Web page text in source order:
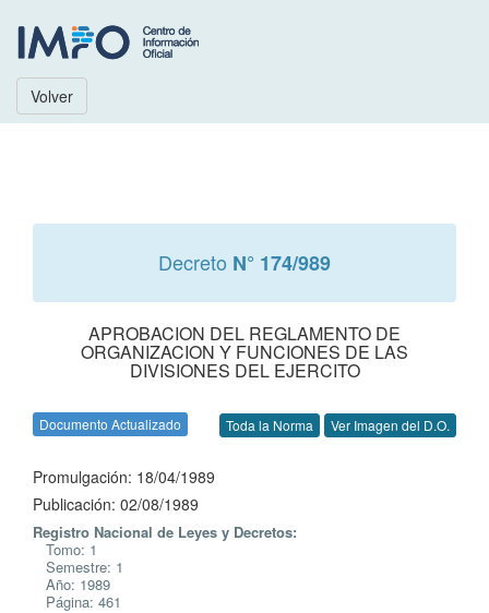
Volver
Decreto N° 174/989
APROBACION DEL REGLAMENTO DE
ORGANIZACION Y FUNCIONES DE LAS
DIVISIONES DEL EJERCITO
Documento Actualizado Toda la Norma Ver Imagen del D.O.
Promulgación: 18/04/1989
Publicación: 02/08/1989
Registro Nacional de Leyes y Decretos:
Tomo: 1
Semestre: 1
Año: 1989
Página: 461